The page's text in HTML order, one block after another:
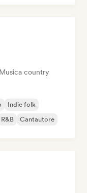
Musica country
Indie folk
R&B Cantautore